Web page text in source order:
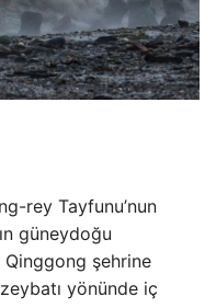
rey Tayfunu’nun
güneydoğu
Qinggong şehrine
yönünde iç